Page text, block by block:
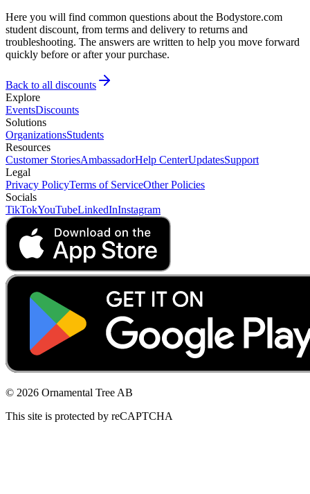
Here you will find common questions about the Bodystore.com
student discount, from terms and delivery to returns and
troubleshooting. The answers are written to help you move forward
quickly before or after your purchase.
Back to all discounts
Explore
EventsDiscounts
Solutions
OrganizationsStudents
Resources
Customer StoriesAmbassadorHelp CenterUpdatesSupport
Legal
Privacy PolicyTerms of ServiceOther Policies
Socials
TikTokYouTubeLinkedInInstagram
© 2026 Ornamental Tree AB
This site is protected by reCAPTCHA